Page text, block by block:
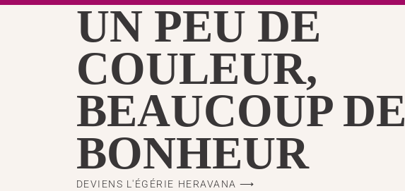
UN PEU DE
COULEUR,
BEAUCOUP DE
BONHEUR
DEVIENS L'ÉGÉRIE HERAVANA ⟶